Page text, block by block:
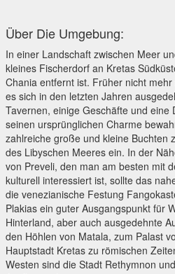
Über Die Umgebung:
In einer Landschaft zwischen Meer
kleines Fischerdorf an Kretas
Chania entfernt ist. Früher nicht
es sich in den letzten Jahren
Tavernen, einige Geschäfte und eine
seinen ursprünglichen Charme
zahlreiche große und kleine Buchten
des Libyschen Meeres ein. In der
von Preveli, den man am besten mit
kulturell interessiert ist, sollte das
die venezianische Festung
Plakias ein guter Ausgangspunkt für
Hinterland, aber auch ausgedehnte
den Höhlen von Matala, zum Palast
Hauptstadt Kretas zu römischen
Westen sind die Stadt Rethymnon